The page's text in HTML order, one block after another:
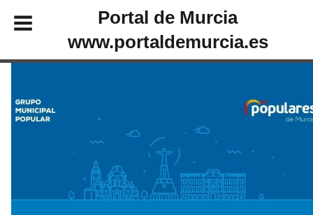
Portal de Murcia
www.portaldemurcia.es